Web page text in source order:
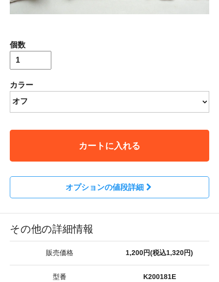
個数
カラー
カートに入れる
オプションの値段詳細
その他の詳細情報
販売価格 1,200円(税込1,320円)
型番 K200181E